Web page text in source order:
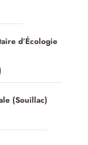
d’Écologie
(Souillac)